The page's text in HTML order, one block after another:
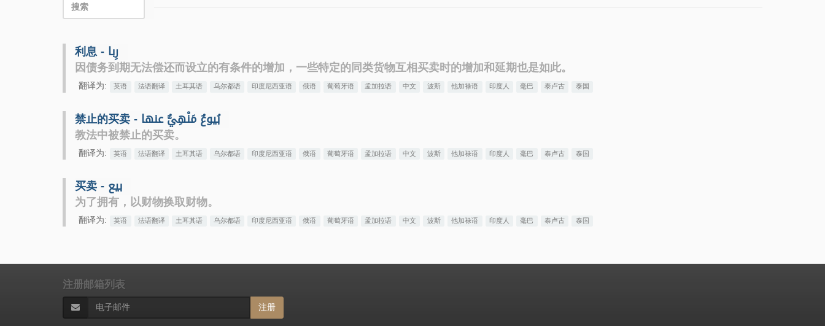
利息 - رِبا
因债务到期无法偿还而设立的有条件的增加，一些特定的同类货物互相买卖时的增加和延期也是如此。
翻译为: 英语 法语翻译 土耳其语 乌尔都语 印度尼西亚语 俄语 葡萄牙语 孟加拉语 中文 波斯 他加禄语 印度人 毫巴 泰卢古 泰国
禁止的买卖 - بُيوعٌ مَنْهِيٌّ عنها
教法中被禁止的买卖。
翻译为: 英语 法语翻译 土耳其语 乌尔都语 印度尼西亚语 俄语 葡萄牙语 孟加拉语 中文 波斯 他加禄语 印度人 毫巴 泰卢古 泰国
买卖 - بيع
为了拥有，以财物换取财物。
翻译为: 英语 法语翻译 土耳其语 乌尔都语 印度尼西亚语 俄语 葡萄牙语 孟加拉语 中文 波斯 他加禄语 印度人 毫巴 泰卢古 泰国
注册邮箱列表
注册